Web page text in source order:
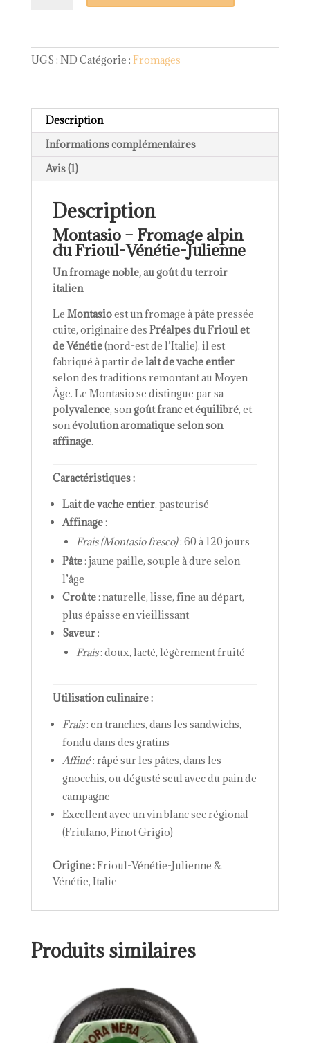
UGS : ND Catégorie : Fromages
Description
Informations complémentaires
Avis (1)
Description
Montasio – Fromage alpin
du Frioul-Vénétie-Julienne
Un fromage noble, au goût du terroir
italien
Le Montasioest un fromage à pâte pressée
cuite, originaire des Préalpes du Frioul et
de Vénétie(nord-est de l’Italie). il est
fabriqué à partir de lait de vache entier
selon des traditions remontant au Moyen
Âge. Le Montasio se distingue par sa
polyvalence, songoût franc et équilibré, et
sonévolution aromatique selon son
affinage.
Caractéristiques :
Lait de vache entier, pasteurisé
Affinage:
Frais (Montasio fresco): 60 à 120 jours
Pâte: jaune paille, souple à dure selon
l’âge
Croûte: naturelle, lisse, fine au départ,
plus épaisse en vieillissant
Saveur:
Frais: doux, lacté, légèrement fruité
Utilisation culinaire :
Frais: en tranches, dans les sandwichs,
fondu dans des gratins
Affiné: râpé sur les pâtes, dans les
gnocchis, ou dégusté seul avec du pain de
campagne
Excellent avec un vin blanc sec régional
(Friulano, Pinot Grigio)
Origine :Frioul-Vénétie-Julienne &
Vénétie, Italie
Produits similaires